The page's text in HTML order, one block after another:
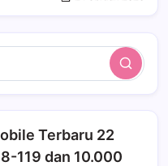
Search
Terbaru 22
119 dan 10.000